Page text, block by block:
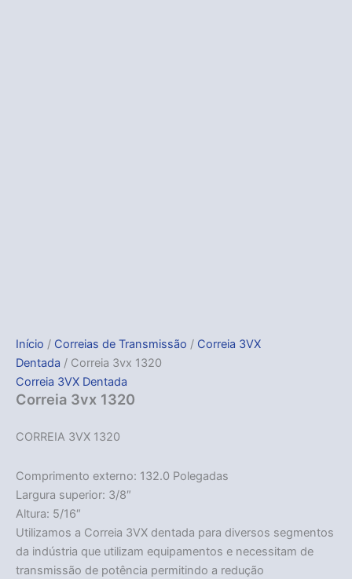
Início / Correias de Transmissão / Correia 3VX
Dentada / Correia 3vx 1320
Correia 3VX Dentada
Correia 3vx 1320
CORREIA 3VX 1320
Comprimento externo: 132.0 Polegadas
Largura superior: 3/8″
Altura: 5/16″
Utilizamos a Correia 3VX dentada para diversos segmentos
da indústria que utilizam equipamentos e necessitam de
transmissão de potência permitindo a redução